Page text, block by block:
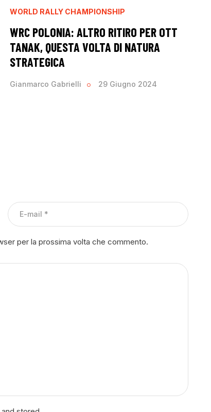
WORLD RALLY CHAMPIONSHIP
WRC POLONIA: ALTRO RITIRO PER OTT
TANAK, QUESTA VOLTA DI NATURA
STRATEGICA
Gianmarco Gabrielli 29 Giugno 2024
per la prossima volta che commento.